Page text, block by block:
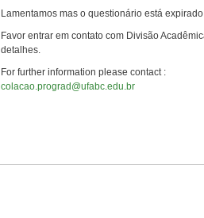
Lamentamos mas o questionário está
Favor entrar em contato com Divisão
detalhes.
For further information please contact :
colacao.prograd@ufabc.edu.br